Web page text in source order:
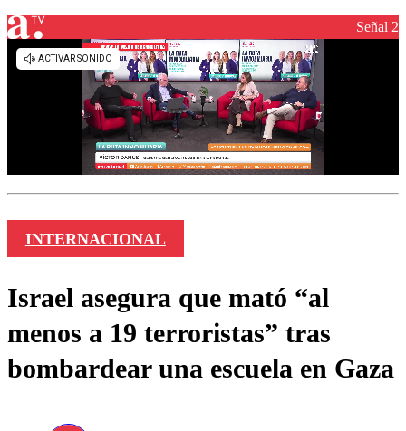
Señal 2
INTERNACIONAL
Israel asegura que mató “al
menos a 19 terroristas” tras
bombardear una escuela en Gaza